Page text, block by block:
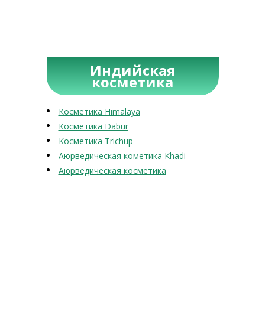
Индийская
косметика
Косметика Himalaya
Косметика Dabur
Косметика Trichup
Аюрведическая кометика Khadi
Аюрведическая косметика